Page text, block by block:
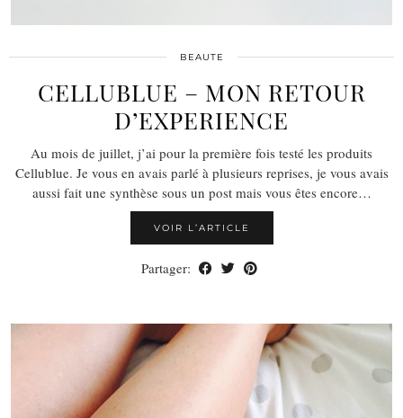
BEAUTE
CELLUBLUE – MON RETOUR
D’EXPERIENCE
Au mois de juillet, j’ai pour la première fois testé les produits
Cellublue. Je vous en avais parlé à plusieurs reprises, je vous avais
aussi fait une synthèse sous un post mais vous êtes encore…
VOIR L’ARTICLE
Partager: